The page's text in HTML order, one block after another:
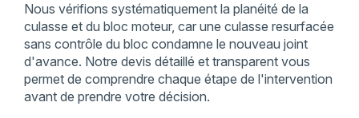
Nous vérifions systématiquement la planéité de la
culasse et du bloc moteur, car une culasse resurfacée
sans contrôle du bloc condamne le nouveau joint
d'avance. Notre devis détaillé et transparent vous
permet de comprendre chaque étape de l'intervention
avant de prendre votre décision.